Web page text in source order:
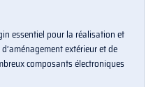
essentiel pour la réalisation et
extérieur et de
composants électroniques